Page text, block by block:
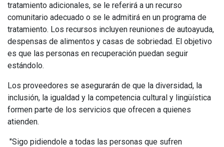
tratamiento adicionales, se le referirá a un recurso
comunitario adecuado o se le admitirá en un programa de
tratamiento. Los recursos incluyen reuniones de autoayuda,
despensas de alimentos y casas de sobriedad. El objetivo
es que las personas en recuperación puedan seguir
estándolo.
Los proveedores se asegurarán de que la diversidad, la
inclusión, la igualdad y la competencia cultural y lingüística
formen parte de los servicios que ofrecen a quienes
atienden.
"Sigo pidiendole a todas las personas que sufren